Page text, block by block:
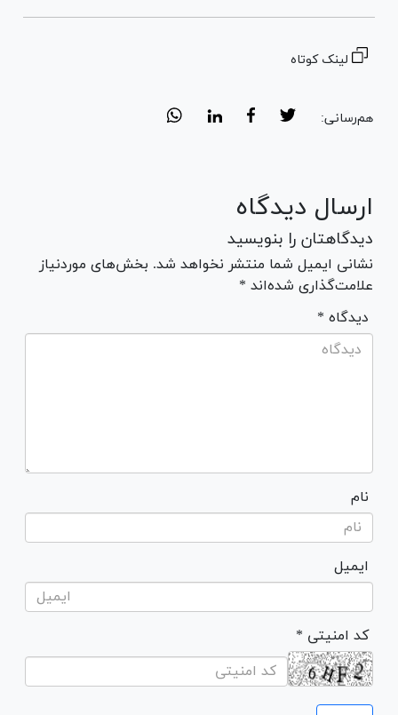
لینک کوتاه
هم‌رسانی:
ارسال دیدگاه
دیدگاهتان را بنویسید
نشانی ایمیل شما منتشر نخواهد شد. بخش‌های موردنیاز
علامت‌گذاری شده‌اند *
* دیدگاه
نام
ایمیل
* کد امنیتی